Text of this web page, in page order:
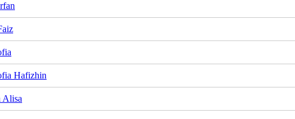
Hafizhin
Alisa